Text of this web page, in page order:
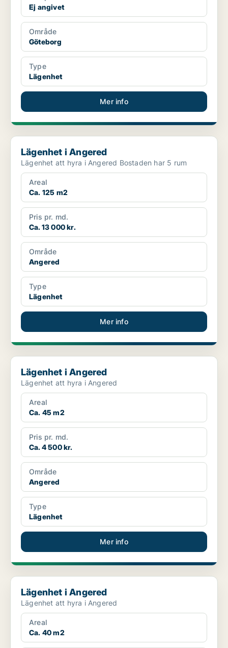
Ej angivet
Område
Göteborg
Type
Lägenhet
Mer info
Lägenhet i Angered
Lägenhet i Angered
Lägenhet att hyra i Angered Bostaden har 5 rum
Areal
Ca. 125 m2
Pris pr. md.
Ca. 13 000 kr.
Område
Angered
Type
Lägenhet
Mer info
Lägenhet i Angered
Lägenhet i Angered
Lägenhet att hyra i Angered
Areal
Ca. 45 m2
Pris pr. md.
Ca. 4 500 kr.
Område
Angered
Type
Lägenhet
Mer info
Lägenhet i Angered
Lägenhet i Angered
Lägenhet att hyra i Angered
Areal
Ca. 40 m2